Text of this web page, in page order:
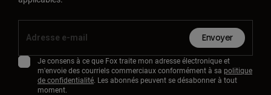
Envoyer
Je consens à ce que Fox traite mon adresse électronique et
m'envoie des courriels commerciaux conformément à sa politique
de confidentialité. Les abonnés peuvent se désabonner à tout
moment.